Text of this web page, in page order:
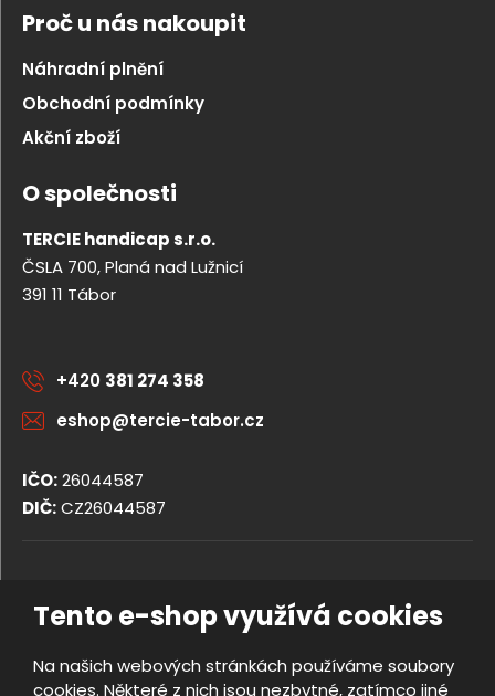
Tento e-shop využívá cookies
Na našich webových stránkách používáme soubory
cookies. Některé z nich jsou nezbytné, zatímco jiné
Proč u nás nakoupit
Náhradní plnění
Obchodní podmínky
Akční zboží
O společnosti
TERCIE handicap s.r.o.
ČSLA 700, Planá nad Lužnicí
391 11 Tábor
+420 381 274 358
eshop@tercie-tabor.cz
IČO:26044587
DIČ:CZ26044587
Obchodní podmínky
Prohlášení o přístupnosti